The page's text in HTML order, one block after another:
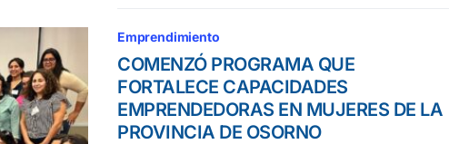
Emprendimiento
COMENZÓ PROGRAMA QUE
FORTALECE CAPACIDADES
EMPRENDEDORAS EN MUJERES DE LA
PROVINCIA DE OSORNO